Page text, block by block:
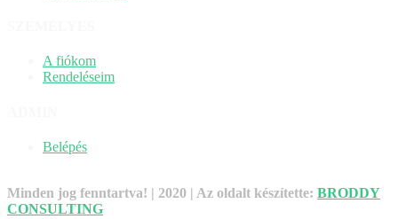
A fiókom
Rendeléseim
Belépés
Minden jog fenntartva! | 2020 | Az oldalt készítette: BRODDY
CONSULTING